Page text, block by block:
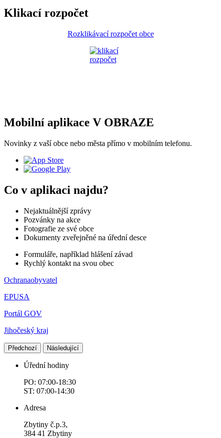
Klikací rozpočet
Rozklikávací rozpočet obce
Mobilní aplikace V OBRAZE
Novinky z vaší obce nebo města přímo v mobilním telefonu.
Co v aplikaci najdu?
Nejaktuálnější zprávy
Pozvánky na akce
Fotografie ze své obce
Dokumenty zveřejněné na úřední desce
Formuláře, například hlášení závad
Rychlý kontakt na svou obec
Ochranaobyvatel
EPUSA
Portál GOV
Jihočeský kraj
Předchozí Následující
Úřední hodiny
PO: 07:00-18:30
ST: 07:00-14:30
Adresa
Zbytiny č.p.3,
384 41 Zbytiny